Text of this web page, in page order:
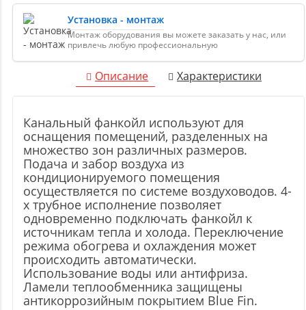
Установка - монтаж
Монтаж оборудования вы можете заказать у нас, или
привлечь любую профессиональную
Описание Характеристики
Канальный фанкойл используют для
оснащения помещений, разделенных на
множество зон различных размеров.
Подача и забор воздуха из
кондиционируемого помещения
осуществляется по системе воздуховодов. 4-
х трубное исполнение позволяет
одновременно подключать фанкойл к
источникам тепла и холода. Переключение
режима обогрева и охлаждения может
происходить автоматически.
Использование воды или антифриза.
Ламели теплообменника защищены
антикоррозийным покрытием Blue Fin.